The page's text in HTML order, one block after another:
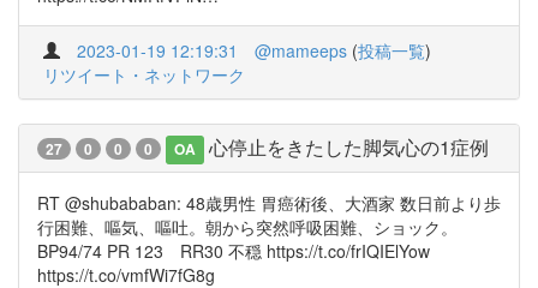
2023-01-19 12:19:31 @mameeps (投稿一覧)
リツイート・ネットワーク
27 0 0 0 OA 心停止をきたした脚気心の1症例
RT @shubababan: 48歳男性 胃癌術後、大酒家 数日前より歩
行困難、嘔気、嘔吐。朝から突然呼吸困難、ショック。
BP94/74 PR 123 RR30 不穏 https://t.co/frIQIElYow
https://t.co/vmfWi7fG8g